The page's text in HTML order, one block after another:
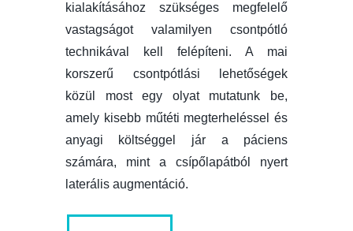
kialakításához szükséges megfelelő
vastagságot valamilyen csontpótló
technikával kell felépíteni. A mai
korszerű csontpótlási lehetőségek
közül most egy olyat mutatunk be,
amely kisebb műtéti megterheléssel és
anyagi költséggel jár a páciens
számára, mint a csípőlapátból nyert
laterális augmentáció.